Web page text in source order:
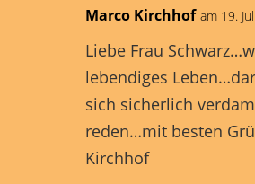
Marco Kirchhof am 19.
Liebe Frau
lebendiges
sich sicherlich
reden…mit besten
Kirchhof